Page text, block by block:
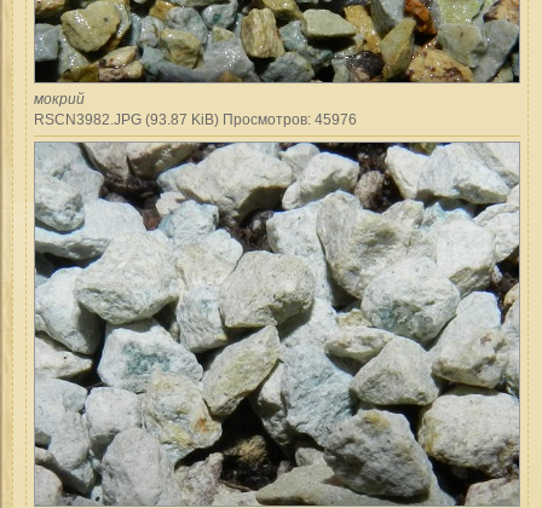
мокрий
RSCN3982.JPG (93.87 KiB) Просмотров: 45976